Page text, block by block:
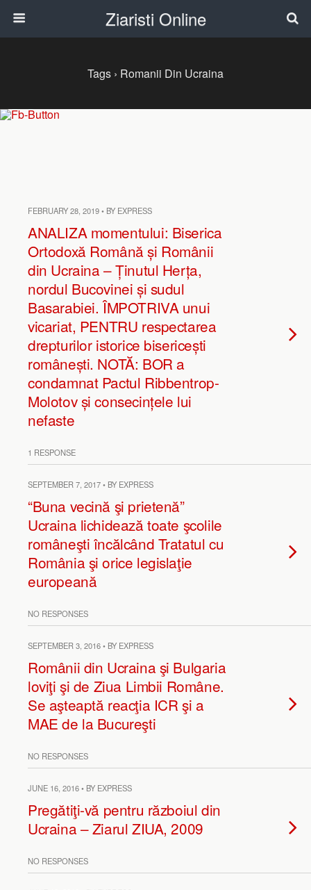
Ziaristi Online
Tags › Romanii Din Ucraina
FEBRUARY 28, 2019 • BY EXPRESS
ANALIZA momentului: Biserica
Ortodoxă Română și Românii
din Ucraina – Ținutul Herța,
nordul Bucovinei și sudul
Basarabiei. ÎMPOTRIVA unui
vicariat, PENTRU respectarea
drepturilor istorice bisericești
românești. NOTĂ: BOR a
condamnat Pactul Ribbentrop-
Molotov și consecințele lui
nefaste
1 RESPONSE
SEPTEMBER 7, 2017 • BY EXPRESS
“Buna vecină şi prietenă”
Ucraina lichidează toate şcolile
româneşti încălcând Tratatul cu
România şi orice legislaţie
europeană
NO RESPONSES
SEPTEMBER 3, 2016 • BY EXPRESS
Românii din Ucraina şi Bulgaria
loviţi şi de Ziua Limbii Române.
Se aşteaptă reacţia ICR şi a
MAE de la Bucureşti
NO RESPONSES
JUNE 16, 2016 • BY EXPRESS
Pregătiţi-vă pentru războiul din
Ucraina – Ziarul ZIUA, 2009
NO RESPONSES